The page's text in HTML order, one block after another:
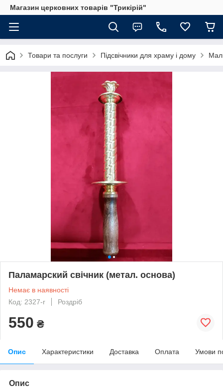
Магазин церковних товарів "Трикірій"
Товари та послуги Підсвічники для храму і дому
Паламарский свічник (метал. основа)
Немає в наявності
Код: 2327-r
Роздріб
550 ₴
Опис Характеристики Доставка Оплата Умови
Опис